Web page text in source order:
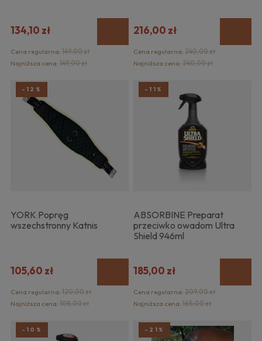
134,10 zł
Cena regularna: 149,00 zł
Najniższa cena: 149,00 zł
216,00 zł
Cena regularna:240,00 zł
Najniższa cena:240,00 zł
YORK Popręg
wszechstronny Katnis
105,60 zł
Cena regularna: 120,00 zł
Najniższa cena: 108,00 zł
-12%
ABSORBINE Preparat
przeciwko owadom Ultra
Shield 946ml
185,00 zł
Cena regularna:209,00 zł
Najniższa cena:165,00 zł
-11%
-10% -21%